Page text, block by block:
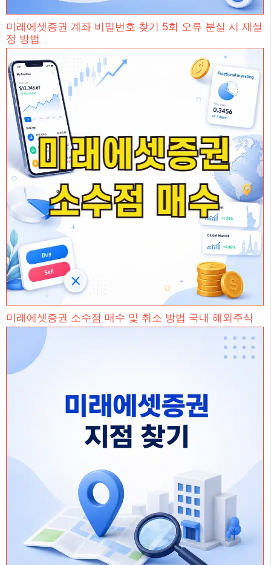
미래에셋증권 계좌 비밀번호 찾기 5회 오류 분실 시 재설
정 방법
미래에셋증권 소수점 매수 및 취소 방법 국내 해외주식